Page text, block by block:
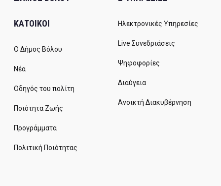
ΚΑΤΟΙΚΟΙ
Ο Δήμος Βόλου
Νέα
Οδηγός του πολίτη
Ποιότητα Ζωής
Προγράμματα
Πολιτική Ποιότητας
Ηλεκτρονικές Υπηρεσίες
Live Συνεδριάσεις
Ψηφοφορίες
Διαύγεια
Ανοικτή Διακυβέρνηση